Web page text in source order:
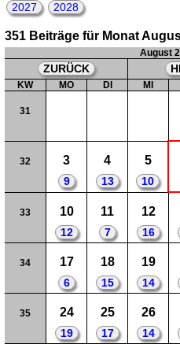
2027
2028
351 Beiträge für Monat
August
ZURÜCK
KW MO DI MI
31
32 3
9
4
13
5
10
33 10
12
11
7
12
16
34 17
6
18
15
19
14
35 24
19
25
17
26
14